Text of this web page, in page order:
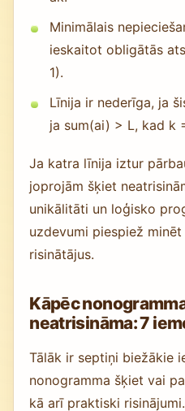
Minimālais
ieskaitot obligātās
1).
Līnija ir nederīga, ja
ja sum(ai) > L, kad k
Ja katra līnija iztur
joprojām šķiet
unikālitāti un loģisko
uzdevumi piespiež
risinātājus.
Kāpēc
neatrisināma: 7
Tālāk ir septiņi biežākie
nonogramma šķiet vai
kā arī praktiski risinājumi.